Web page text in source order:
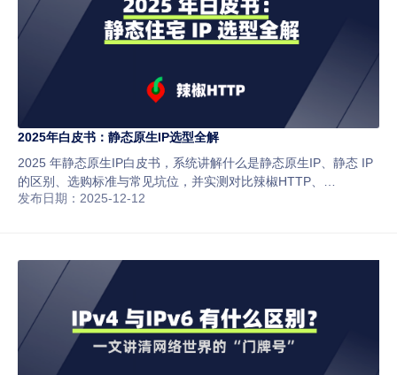
2025年白皮书：静态原生IP选型全解
2025 年静态原生IP白皮书，系统讲解什么是静态原生IP、静态 IP
的区别、选购标准与常见坑位，并实测对比辣椒HTTP、
Cliproxy、IPRoyal 等主流代理商，助你安全出海、规避风控。
发布日期：2025-12-12